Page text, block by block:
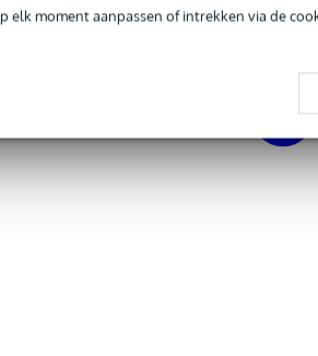
elk moment aanpassen of intrekken via de
met zwarte buttons